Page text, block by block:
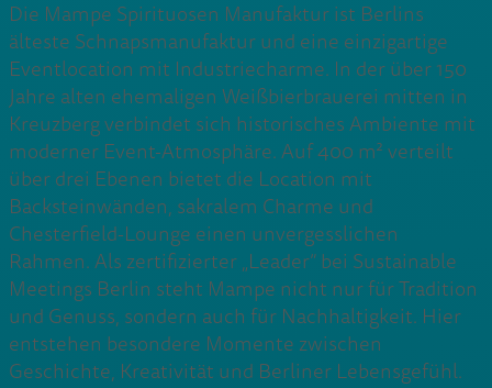
Die Mampe Spirituosen Manufaktur ist Berlins
älteste Schnapsmanufaktur und eine einzigartige
Eventlocation mit Industriecharme. In der über 150
Jahre alten ehemaligen Weißbierbrauerei mitten in
Kreuzberg verbindet sich historisches Ambiente mit
moderner Event-Atmosphäre. Auf 400 m² verteilt
über drei Ebenen bietet die Location mit
Backsteinwänden, sakralem Charme und
Chesterfield-Lounge einen unvergesslichen
Rahmen. Als zertifizierter „Leader” bei Sustainable
Meetings Berlin steht Mampe nicht nur für Tradition
und Genuss, sondern auch für Nachhaltigkeit. Hier
entstehen besondere Momente zwischen
Geschichte, Kreativität und Berliner Lebensgefühl.